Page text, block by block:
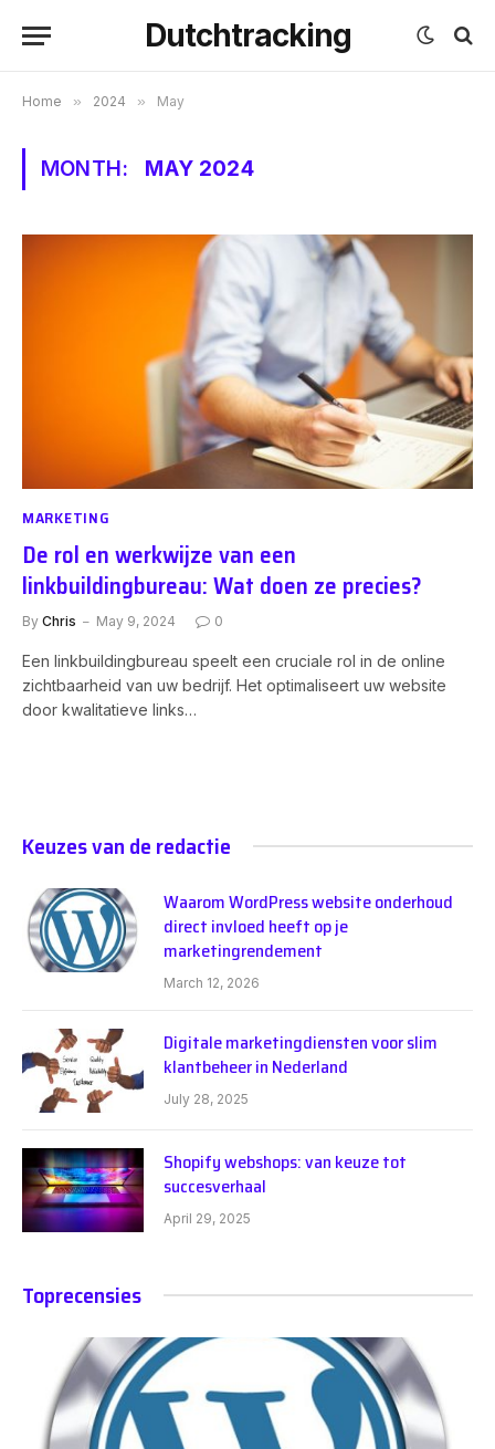
Dutchtracking
Home » 2024 » May
MONTH: MAY 2024
MARKETING
De rol en werkwijze van een
linkbuildingbureau: Wat doen ze precies?
By Chris May 9, 2024 0
Een linkbuildingbureau speelt een cruciale rol in de online
zichtbaarheid van uw bedrijf. Het optimaliseert uw website
door kwalitatieve links…
Keuzes van de redactie
Waarom WordPress website onderhoud
direct invloed heeft op je
marketingrendement
March 12, 2026
Digitale marketingdiensten voor slim
klantbeheer in Nederland
July 28, 2025
Shopify webshops: van keuze tot
succesverhaal
April 29, 2025
Toprecensies